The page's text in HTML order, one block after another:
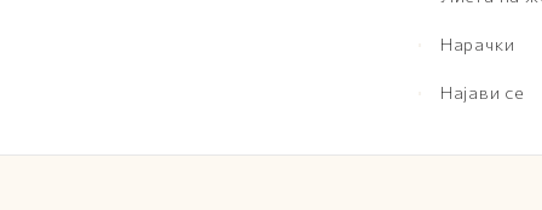
Нарачки
Најави се